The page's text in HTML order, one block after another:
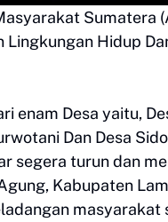
Sumatera
Hidup
enam Desa yaitu,
Dan Desa
segera turun dan
Kabupaten
masyarakat